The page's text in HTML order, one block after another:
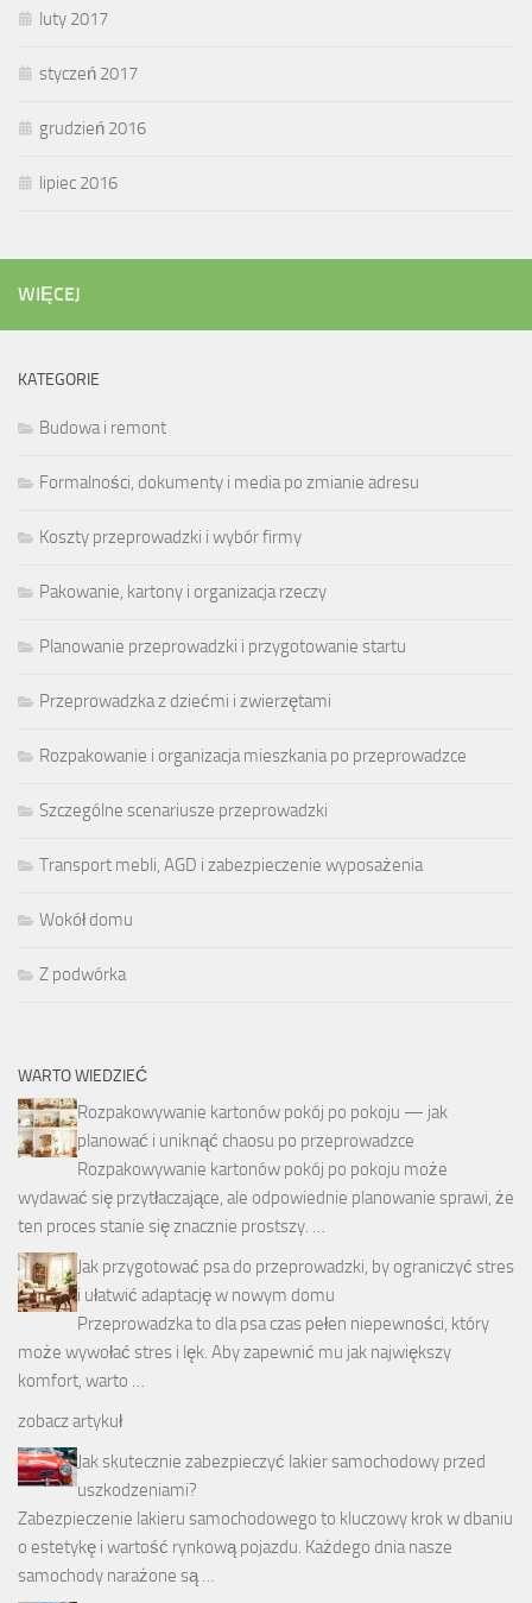
luty 2017
styczeń 2017
grudzień 2016
lipiec 2016
WIĘCEJ
KATEGORIE
Budowa i remont
Formalności, dokumenty i media po zmianie adresu
Koszty przeprowadzki i wybór firmy
Pakowanie, kartony i organizacja rzeczy
Planowanie przeprowadzki i przygotowanie startu
Przeprowadzka z dziećmi i zwierzętami
Rozpakowanie i organizacja mieszkania po przeprowadzce
Szczególne scenariusze przeprowadzki
Transport mebli, AGD i zabezpieczenie wyposażenia
Wokół domu
Z podwórka
WARTO WIEDZIEĆ
Rozpakowywanie kartonów pokój po pokoju — jak
planować i uniknąć chaosu po przeprowadzce
Rozpakowywanie kartonów pokój po pokoju może
wydawać się przytłaczające, ale odpowiednie planowanie sprawi, że
ten proces stanie się znacznie prostszy. …
Jak przygotować psa do przeprowadzki, by ograniczyć stres
i ułatwić adaptację w nowym domu
Przeprowadzka to dla psa czas pełen niepewności, który
może wywołać stres i lęk. Aby zapewnić mu jak największy
komfort, warto …
zobacz artykuł
Jak skutecznie zabezpieczyć lakier samochodowy przed
uszkodzeniami?
Zabezpieczenie lakieru samochodowego to kluczowy krok w dbaniu
o estetykę i wartość rynkową pojazdu. Każdego dnia nasze
samochody narażone są …